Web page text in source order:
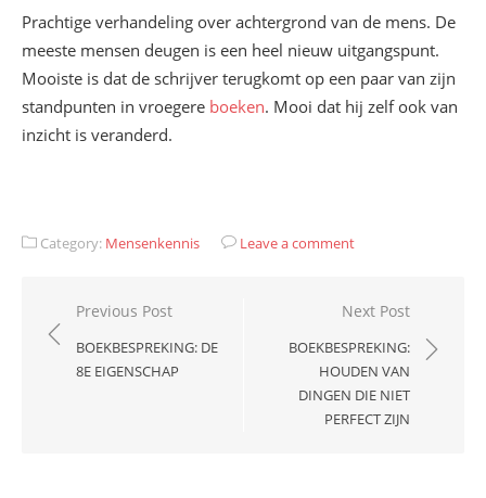
Prachtige verhandeling over achtergrond van de mens. De
meeste mensen deugen is een heel nieuw uitgangspunt.
Mooiste is dat de schrijver terugkomt op een paar van zijn
standpunten in vroegere boeken. Mooi dat hij zelf ook van
inzicht is veranderd.
Category: Mensenkennis Leave a comment
Bericht
navigatie
Previous Post
BOEKBESPREKING: DE
8E EIGENSCHAP
Next Post
BOEKBESPREKING:
HOUDEN VAN
DINGEN DIE NIET
PERFECT ZIJN